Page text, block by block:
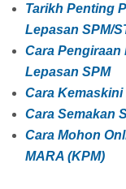
Tarikh Penting
Lepasan SPM/
Cara Pengiraan
Lepasan SPM
Cara
Cara Semakan
Cara Mohon
MARA (KPM)